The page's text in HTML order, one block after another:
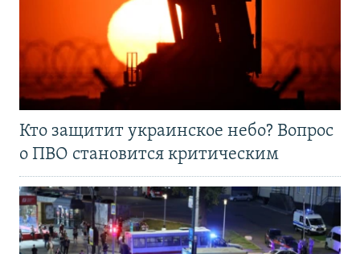
Кто защитит украинское небо? Вопрос
о ПВО становится критическим